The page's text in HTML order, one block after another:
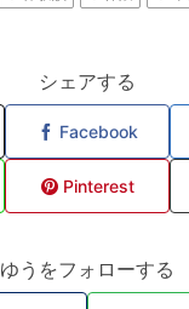
シェアする
Facebook
Pinterest
ゆうをフォローする